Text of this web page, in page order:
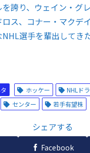
誇り、ウェイン・グ
ロス、コナー・マクデ
NHL選手を輩出してき
ホッケー
NHLド
センター 若手有望株
シェアする
Facebook